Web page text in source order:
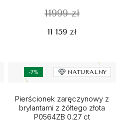
11999 zł
11 159 zł
-7% NATURALNY
Pierścionek zaręczynowy z
brylantami z żółtego złota
P0564ZB 0.27 ct